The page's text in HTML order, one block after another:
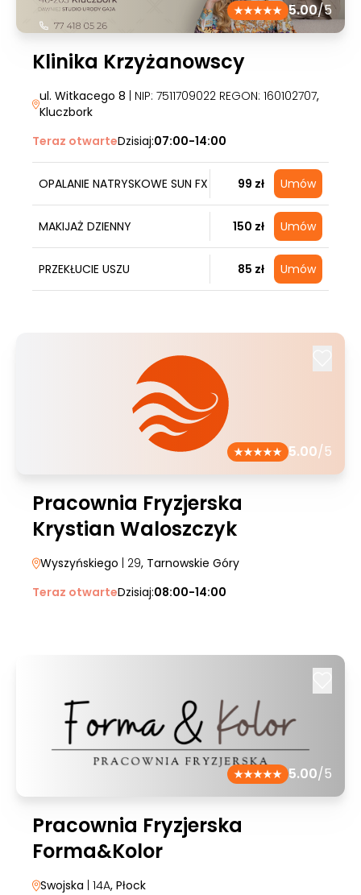
5.00/5
Klinika Krzyżanowscy
ul. Witkacego 8 | NIP: 7511709022 REGON: 160102707,
Kluczbork
Teraz otwarteDzisiaj:07:00-14:00
OPALANIE NATRYSKOWE SUN FX 99 zł Umów
MAKIJAŻ DZIENNY 150 zł Umów
PRZEKŁUCIE USZU 85 zł Umów
5.00/5
Pracownia Fryzjerska
Krystian Waloszczyk
Wyszyńskiego | 29, Tarnowskie Góry
Teraz otwarteDzisiaj:08:00-14:00
5.00/5
Pracownia Fryzjerska
Forma&Kolor
Swojska | 14A, Płock